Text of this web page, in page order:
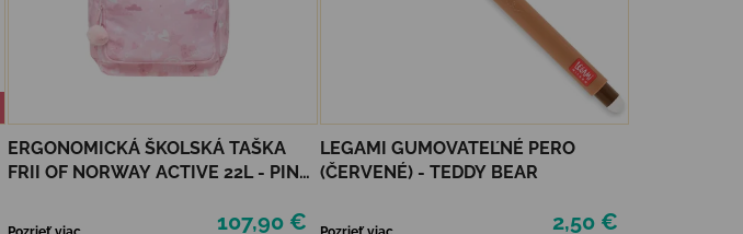
ERGONOMICKÁ ŠKOLSKÁ TAŠKA
FRII OF NORWAY ACTIVE 22L - PINK
107,90 €
LEGAMI GUMOVATEĽNÉ PERO
(ČERVENÉ) - TEDDY BEAR
2,50 €